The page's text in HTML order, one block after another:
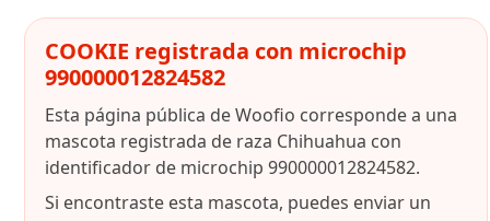
COOKIE registrada con microchip
990000012824582
Esta página pública de Woofio corresponde a una
mascota registrada de raza Chihuahua con
identificador de microchip 990000012824582.
Si encontraste esta mascota, puedes enviar un